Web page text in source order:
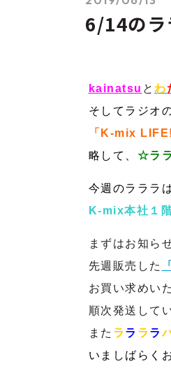
6/14のラ
kainatsu と わ
そしてラジオ
「K-mix
略して、 ☆ラ
今週のラララは
K-mix本社１
まずはお知らせ
先週販売した
お買い求めい
順次発送して
また ラ ラ ラ ラ
いましばらく